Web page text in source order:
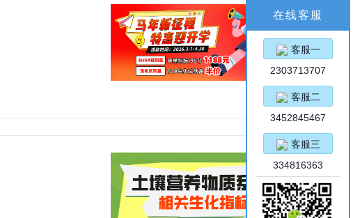
在线客服
客服一
2303713707
客服二
3452845467
客服三
334816363